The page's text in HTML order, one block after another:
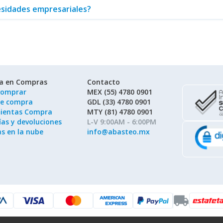
empresariales?
en Compras
compra
Compra
y devoluciones
en la nube
Contacto
MEX (55) 4780 0901
GDL (33) 4780 0901
MTY (81) 4780 0901
L-V 9:00AM - 6:00PM
info@abasteo.mx
local_shipping